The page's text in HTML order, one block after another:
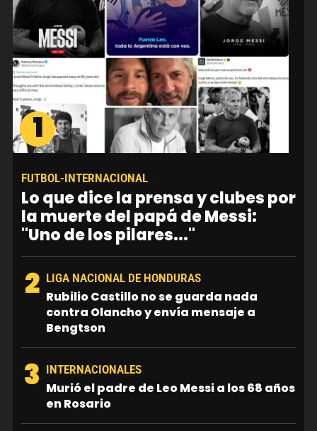
1
FUTBOL-INTERNACIONAL
Lo que dice la prensa y clubes por
la muerte del papá de Messi:
"Uno de los pilares..."
2 LIGA NACIONAL DE HONDURAS
Rubilio Castillo no se guarda nada
contra Olancho y envía mensaje a
Bengtson
3 INTERNACIONALES
Murió el padre de Leo Messi a los 68 años
en Rosario